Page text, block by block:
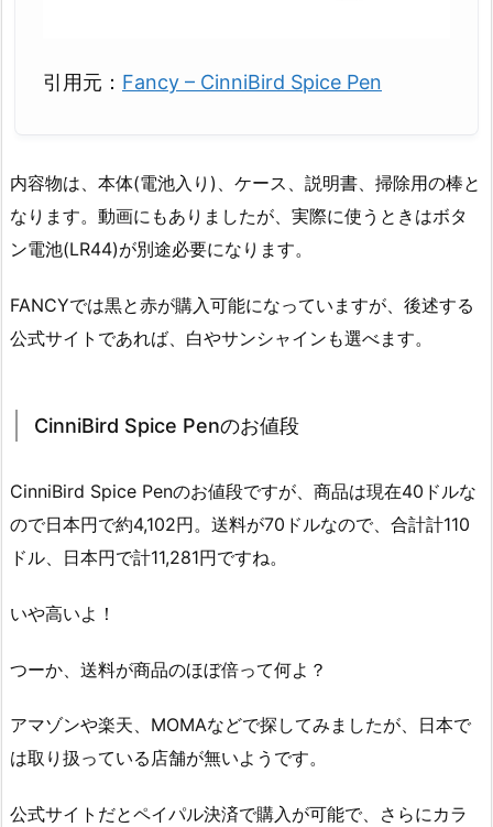
引用元： Fancy – CinniBird Spice Pen
内容物は、本体(電池入り)、ケース、説明書、掃除用の棒と
なります。動画にもありましたが、実際に使うときはボタ
ン電池(LR44)が別途必要になります。
FANCYでは黒と赤が購入可能になっていますが、後述する
公式サイトであれば、白やサンシャインも選べます。
CinniBird Spice Penのお値段
CinniBird Spice Penのお値段ですが、商品は現在40ドルな
ので日本円で約4,102円。送料が70ドルなので、合計計110
ドル、日本円で計11,281円ですね。
いや高いよ！
つーか、送料が商品のほぼ倍って何よ？
アマゾンや楽天、MOMAなどで探してみましたが、日本で
は取り扱っている店舗が無いようです。
公式サイトだとペイパル決済で購入が可能で、さらにカラ